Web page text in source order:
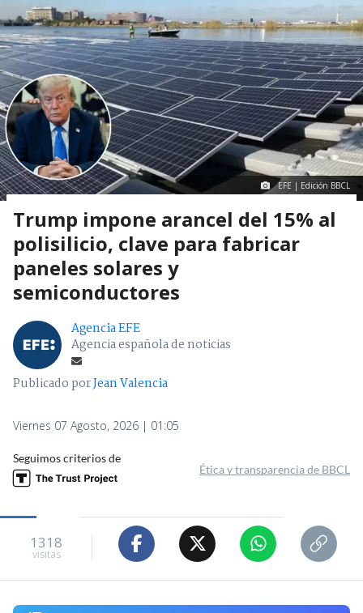
EFE | Edición BBCL
Trump impone arancel del 15% al
polisilicio, clave para fabricar
paneles solares y
semiconductores
Agencia EFE
Agencia española de noticias
Publicado porJean Valencia
Viernes 07 Agosto, 2026 | 01:05
Seguimos criterios de
Ética y transparencia de BBCL
1318
visitas